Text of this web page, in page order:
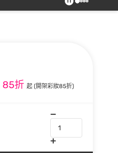
85折 起 (開架彩妝85折)